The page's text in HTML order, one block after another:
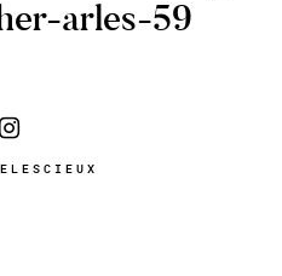
arles-59